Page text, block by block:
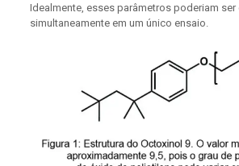
Idealmente, esses parâmetros poderiam
simultaneamente em um único ensaio.